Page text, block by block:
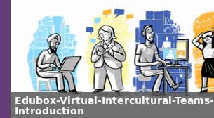
Edubox-Virtual-Intercultural-Teams-
Introduction